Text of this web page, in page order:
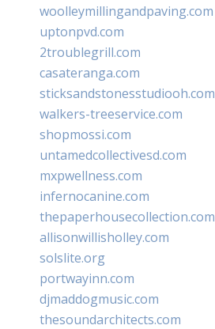
woolleymillingandpaving.com
uptonpvd.com
2troublegrill.com
casateranga.com
sticksandstonesstudiooh.com
walkers-treeservice.com
shopmossi.com
untamedcollectivesd.com
mxpwellness.com
infernocanine.com
thepaperhousecollection.com
allisonwillisholley.com
solslite.org
portwayinn.com
djmaddogmusic.com
thesoundarchitects.com